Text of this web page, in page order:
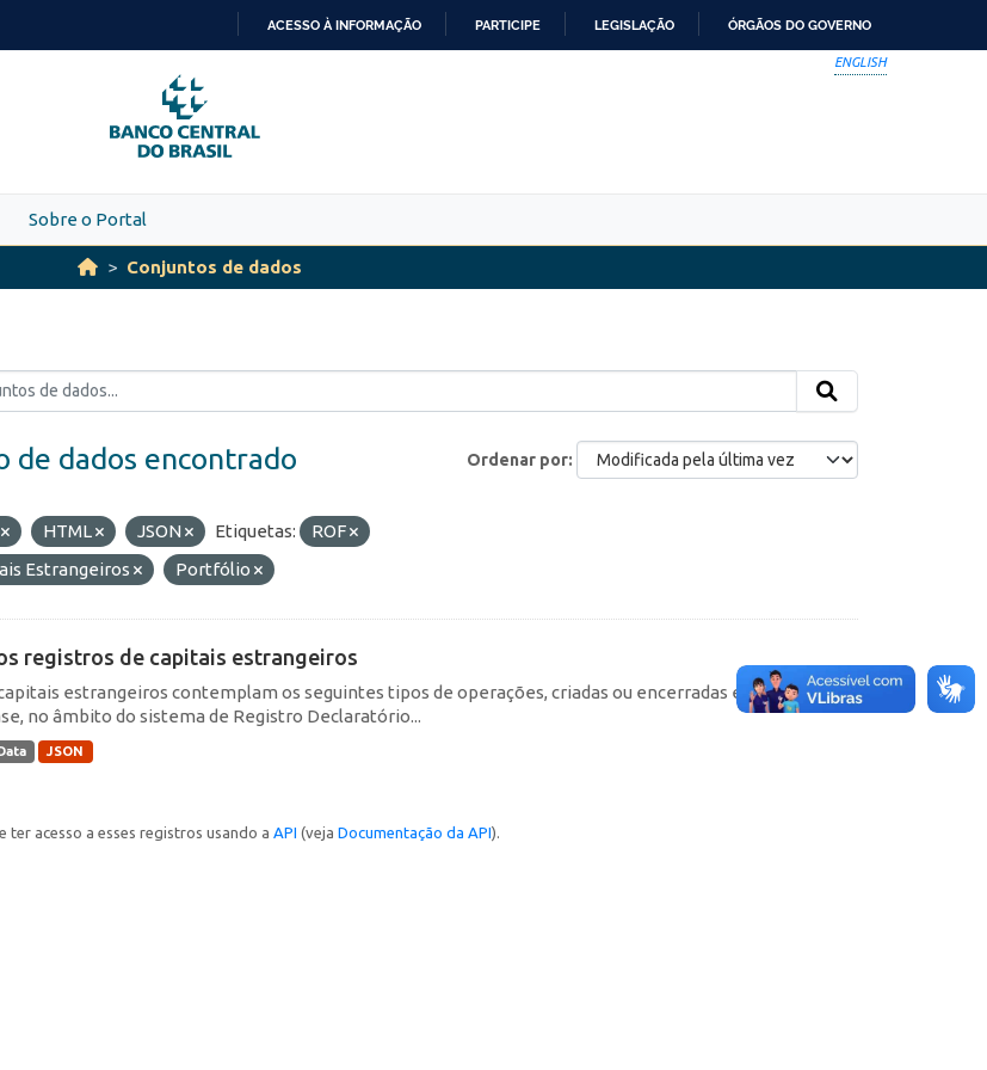
PARA
O
CONTEÚDO
ACESSO À INFORMAÇÃO PARTICIPE LEGISLAÇÃO ÓRGÃOS DO GOVERNO
ENGLISH
Sobre o Portal
Conjuntos de dados
Ordenar por
de dados encontrado
HTML JSON Etiquetas:
ROF
Estrangeiros Portfólio
registros de capitais estrangeiros
estrangeiros contemplam os seguintes tipos de operações, criadas ou encerradas em cada
no âmbito do sistema de Registro Declaratório...
JSON
ter acesso a esses registros usando a API (veja Documentação da API).